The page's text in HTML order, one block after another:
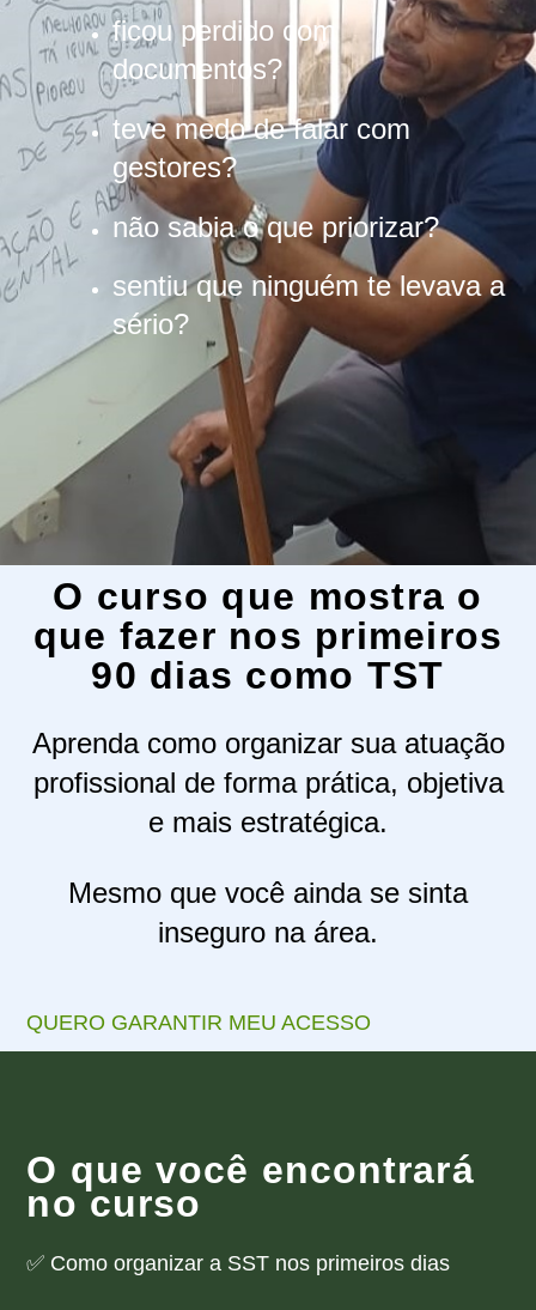
ficou perdido com
documentos?
teve medo de falar com
gestores?
não sabia o que priorizar?
sentiu que ninguém te levava a
sério?
O curso que mostra o
que fazer nos primeiros
90 dias como TST
Aprenda como organizar sua atuação
profissional de forma prática, objetiva
e mais estratégica.
Mesmo que você ainda se sinta
inseguro na área.
QUERO GARANTIR MEU ACESSO
O que você encontrará
no curso
✅ Como organizar a SST nos primeiros dias